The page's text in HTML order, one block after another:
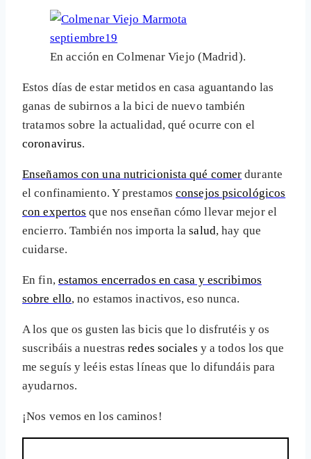
En acción en Colmenar Viejo (Madrid).
Estos días de estar metidos en casa aguantando las
ganas de subirnos a la bici de nuevo también
tratamos sobre la actualidad, qué ocurre con el
coronavirus.
Enseñamos con una nutricionista qué comer durante
el confinamiento. Y prestamosconsejos psicológicos
con expertos que nos enseñan cómo llevar mejor el
encierro. También nos importa lasalud, hay que
cuidarse.
En fin, estamos encerrados en casa y escribimos
sobre ello, no estamos inactivos, eso nunca.
A los que os gusten las bicis que lo disfrutéis y os
suscribáis a nuestrasredes sociales y a todos los que
me seguís y leéis estas líneas que lo difundáis para
ayudarnos.
¡Nos vemos en los caminos!